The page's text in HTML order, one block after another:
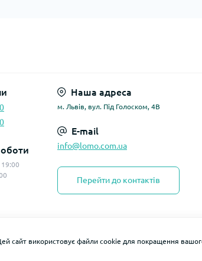
Наша адреса
м. Львів, вул. Під Голоском, 4В
E-mail
info@lomo.com.ua
Перейти до контактів
сайт використовує файли cookie для покращення